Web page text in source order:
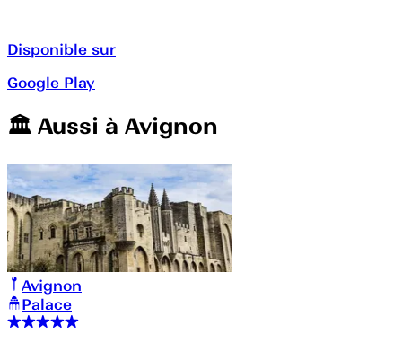
Disponible sur
Google Play
🏛️️ Aussi à Avignon
Avignon
Palace